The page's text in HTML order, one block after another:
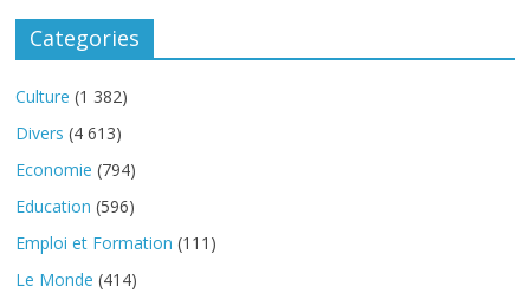
Categories
Culture (1 382)
Divers (4 613)
Economie (794)
Education (596)
Emploi et Formation (111)
Le Monde (414)